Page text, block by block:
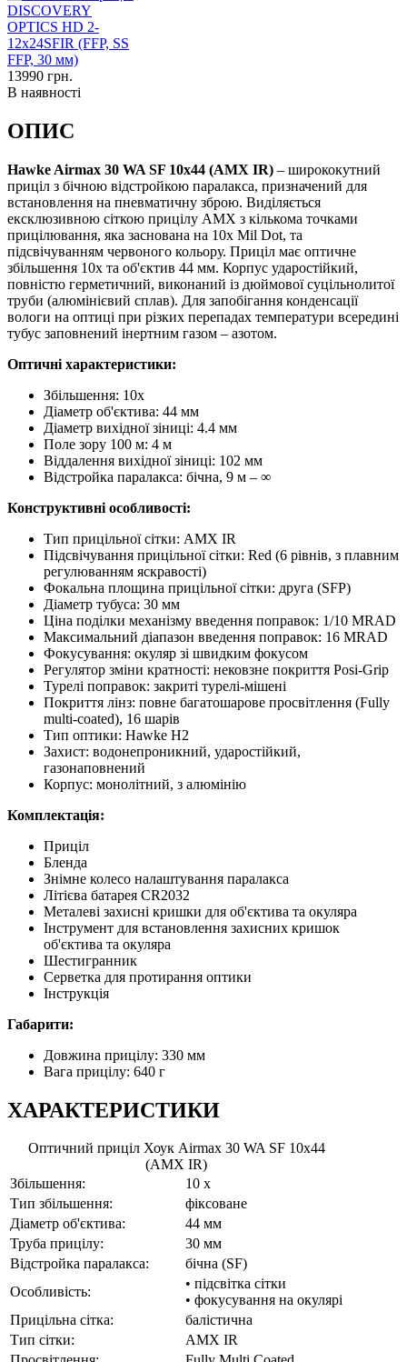
13990 грн.
В наявності
ОПИС
Hawke Airmax 30 WA SF 10x44 (AMX IR) – ширококутний
приціл з бічною відстройкою паралакса, призначений для
встановлення на пневматичну зброю. Виділяється
ексклюзивною сіткою прицілу AMX з кількома точками
прицілювання, яка заснована на 10x Mil Dot, та
підсвічуванням червоного кольору. Приціл має оптичне
збільшення 10х та об'єктив 44 мм. Корпус ударостійкий,
повністю герметичний, виконаний із дюймової суцільнолитої
труби (алюмінієвий сплав). Для запобігання конденсації
вологи на оптиці при різких перепадах температури всередині
тубус заповнений інертним газом – азотом.
Оптичні характеристики:
Збільшення: 10x
Діаметр об'єктива: 44 мм
Діаметр вихідної зіниці: 4.4 мм
Поле зору 100 м: 4 м
Віддалення вихідної зіниці: 102 мм
Відстройка паралакса: бічна, 9 м – ∞
Конструктивні особливості:
Тип прицільної сітки: AMX IR
Підсвічування прицільної сітки: Red (6 рівнів, з плавним
регулюванням яскравості)
Фокальна площина прицільної сітки: друга (SFP)
Діаметр тубуса: 30 мм
Ціна поділки механізму введення поправок: 1/10 MRAD
Максимальний діапазон введення поправок: 16 MRAD
Фокусування: окуляр зі швидким фокусом
Регулятор зміни кратності: нековзне покриття Posi-Grip
Турелі поправок: закриті турелі-мішені
Покриття лінз: повне багатошарове просвітлення (Fully
multi-coated), 16 шарів
Тип оптики: Hawke H2
Захист: водонепроникний, ударостійкий,
газонаповнений
Корпус: монолітний, з алюмінію
Комплектація:
Приціл
Бленда
Знімне колесо налаштування паралакса
Літієва батарея CR2032
Металеві захисні кришки для об'єктива та окуляра
Інструмент для встановлення захисних кришок
об'єктива та окуляра
Шестигранник
Серветка для протирання оптики
Інструкція
Габарити:
Довжина прицілу: 330 мм
Вага прицілу: 640 г
ХАРАКТЕРИСТИКИ
Оптичний приціл Хоук Airmax 30 WA SF 10x44
(AMX IR)
Збільшення:
10 x
Тип збільшення:
фіксоване
Діаметр об'єктива:
44 мм
Труба прицілу:
30 мм
Відстройка паралакса:
бічна (SF)
Особливість:
• підсвітка сітки
• фокусування на окулярі
Прицільна сітка:
балістична
Тип сітки:
AMX IR